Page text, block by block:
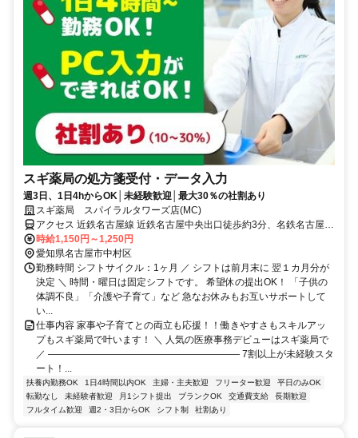
スギ薬局の処方箋受付・データ入力
週3日、1日4hからOK│未経験歓迎│最大30％の社割あり
スギ薬局 スパイラルタワーズ店(MC)
アクセス 近鉄名古屋線 近鉄名古屋中央出口徒歩約3分、名鉄名古屋本
線/名鉄空港線 名鉄名古屋中央改札口徒歩約4分、名古屋市営東山線
名古屋7番口徒歩約4分
時給1,150円～1,250円
愛知県名古屋市中村区
勤務時間 シフトサイクル：1ヶ月 ／ シフトは前月末に 翌１カ月分が
決定 ＼ 時間・曜日は固定シフトです。 希望休の提出OK！ 「子供の
体調不良」「介護や子育て」など 急なお休みもお互いサポートして
い...
仕事内容 家事や子育てとの両立も応援！！働きやすさもスキルアッ
プもスギ薬局で叶います！ ＼ 人気の医療事務デビューはスギ薬局で
／ ―――――――――――――――――――― 7割以上が未経験スタ
ート！...
扶養内勤務OK 1日4時間以内OK 主婦・主夫歓迎 フリーター歓迎
平日のみOK
転勤なし
未経験者歓迎 月1シフト提出 ブランクOK 交通費支給
長期歓迎
フルタイム歓迎
週2・3日からOK シフト制 社割あり